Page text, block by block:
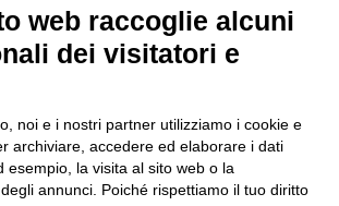
Lun-ven
– 12:10 / 14:00 – 18:10
web raccoglie alcuni
dei visitatori e
noi e i nostri partner utilizziamo i cookie e
archiviare, accedere ed elaborare i dati
esempio, la visita al sito web o la
annunci. Poiché rispettiamo il tuo diritto